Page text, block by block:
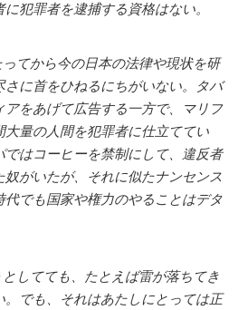
犯罪者を逮捕する資格はない。
てから今の日本の法律や現状を研
さに首をひねるにちがいない。タバ
アをあげて広告する一方で、マリフ
大量の人間を犯罪者に仕立ててい
ではコーヒーを禁制にして、違反者
奴がいたが、それに似たナンセンス
代でも国家や権力のやることはデタ
してても、たとえば雷が落ちてき
。でも、それはあたしにとっては正